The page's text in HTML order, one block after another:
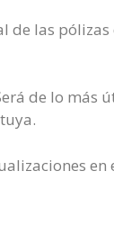
de las
de lo
en